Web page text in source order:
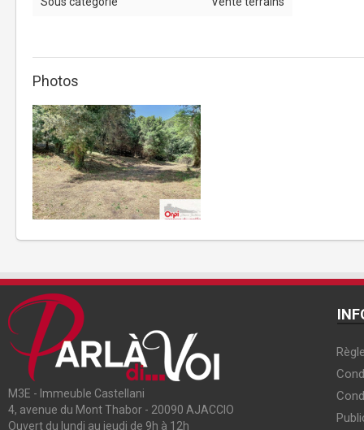
Photos
M3E - Immeuble Castellani
4, avenue du Mont Thabor - 20090 AJACCIO
Ouvert du lundi au jeudi de 9h à 12h